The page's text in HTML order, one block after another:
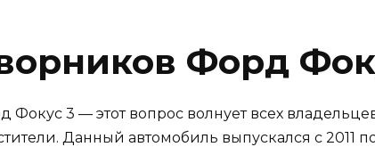
Форд
3 — этот вопрос волнует всех
Данный автомобиль выпускался с 2011